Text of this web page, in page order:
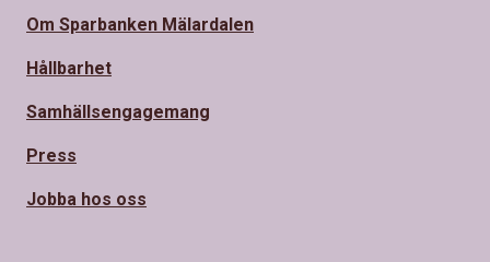
Om Sparbanken Mälardalen
Hållbarhet
Samhällsengagemang
Press
Jobba hos oss